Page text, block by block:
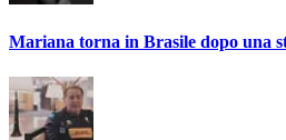
Mariana torna in Brasile dopo una